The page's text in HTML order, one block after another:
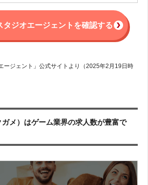
タジオエージェントを確認する
ージェント」公式サイトより（2025年2月19日時
メ）はゲーム業界の求人数が豊富で